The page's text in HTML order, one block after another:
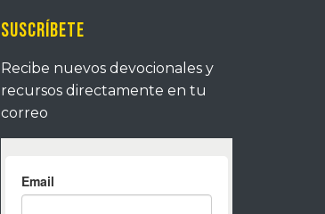
Suscríbete
Recibe nuevos devocionales y
recursos directamente en tu
correo